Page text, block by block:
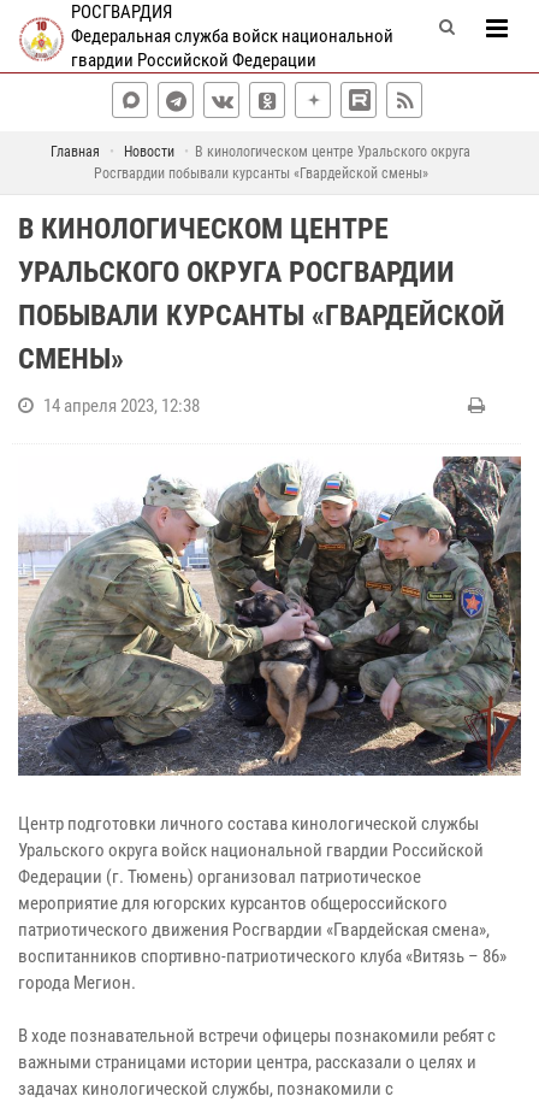
РОСГВАРДИЯ
Федеральная служба войск национальной
гвардии Российской Федерации
Главная Новости
В кинологическом центре Уральского округа
Росгвардии побывали курсанты «Гвардейской смены»
В КИНОЛОГИЧЕСКОМ ЦЕНТРЕ
УРАЛЬСКОГО ОКРУГА РОСГВАРДИИ
ПОБЫВАЛИ КУРСАНТЫ «ГВАРДЕЙСКОЙ
СМЕНЫ»
14 апреля 2023, 12:38
Центр подготовки личного состава кинологической службы
Уральского округа войск национальной гвардии Российской
Федерации (г. Тюмень) организовал патриотическое
мероприятие для югорских курсантов общероссийского
патриотического движения Росгвардии «Гвардейская смена»,
воспитанников спортивно-патриотического клуба «Витязь – 86»
города Мегион.
В ходе познавательной встречи офицеры познакомили ребят с
важными страницами истории центра, рассказали о целях и
задачах кинологической службы, познакомили с